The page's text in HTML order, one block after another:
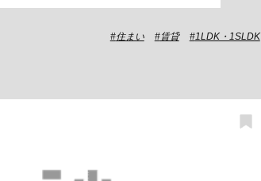
住まい 賃貸 1LDK・1SLDK